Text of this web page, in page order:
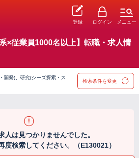
登録 ログイン メニュー
×従業員1000名以上】転職・求人情
開発)、研究(シーズ探索・ス
検索条件を変更
人は見つかりませんでした。
度検索してください。（E130021）